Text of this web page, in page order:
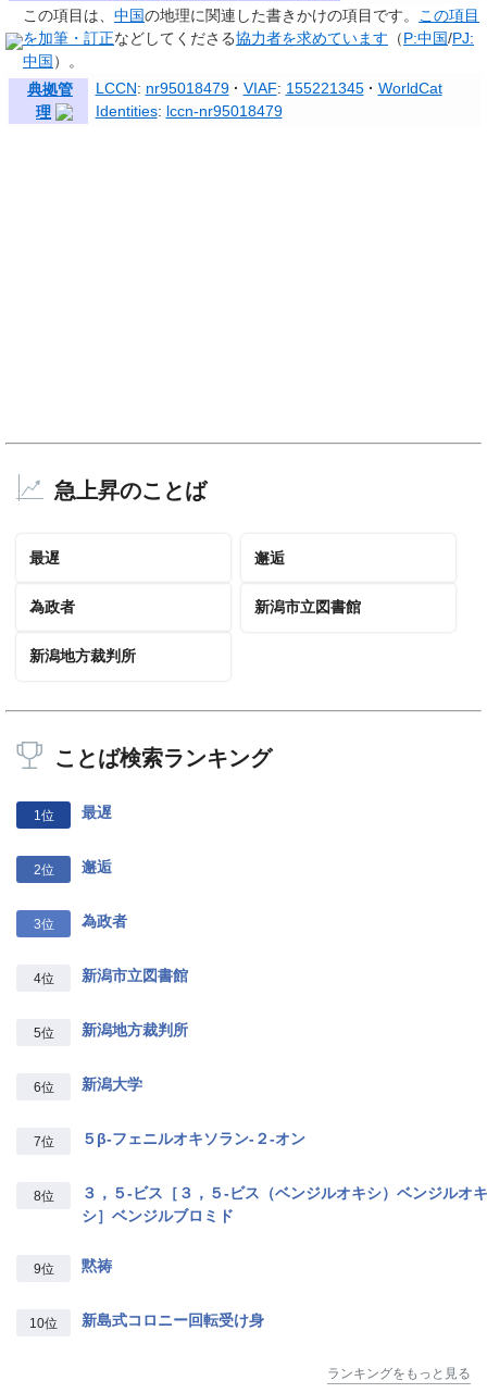
この項目は、 中国の地理に関連した書きかけの項目 です。 この項目
を加筆・訂正などしてくださる協力者を求めています （P:中国/PJ:
中国 ）。
典拠管
理
LCCN: nr95018479 VIAF: 155221345
WorldCat
Identities: lccn-nr95018479
急上昇のことば
最遅 邂逅
為政者 新潟市立図書館
新潟地方裁判所
ことば検索ランキング
1位 最遅
2位 邂逅
3位 為政者
4位 新潟市立図書館
5位 新潟地方裁判所
6位 新潟大学
7位 ５β‐フェニルオキソラン‐２‐オン
8位
３，５‐ビス［３，５‐ビス（ベンジルオキシ）ベンジルオキ
シ］ベンジルブロミド
9位 黙祷
10位 新島式コロニー回転受け身
ランキングをもっと見る